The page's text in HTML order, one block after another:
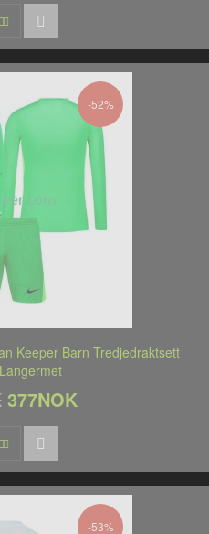
-52%
Keeper Barn Tredjedraktsett
377NOK
-53%